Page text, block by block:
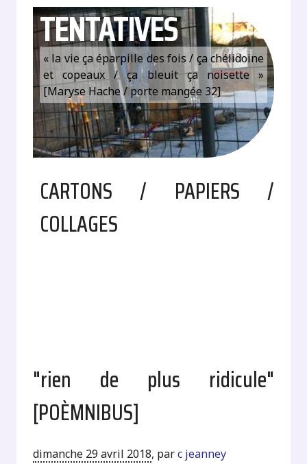
TENTATIVES
« la vie ça éparpille des fois / ça chélidoine
et copeaux / ça bleuit ça noisette »
[Maryse Hache / porte mangée 32]
CARTONS / PAPIERS /
COLLAGES
"rien de plus ridicule"
[POÈMNIBUS]
dimanche 29 avril 2018, parc jeanney